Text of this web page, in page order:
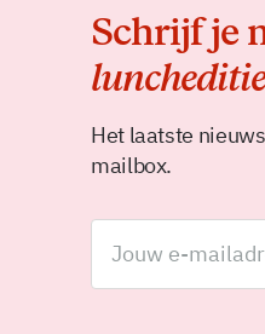
Schrijf je
Het laatste
mailbox.